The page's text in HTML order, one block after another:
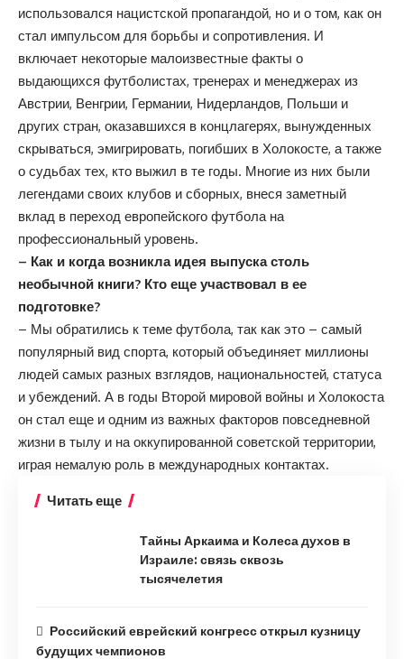
использовался нацистской пропагандой, но и о том, как он
стал импульсом для борьбы и сопротивления. И
включает некоторые малоизвестные факты о
выдающихся футболистах, тренерах и менеджерах из
Австрии, Венгрии, Германии, Нидерландов, Польши и
других стран, оказавшихся в концлагерях, вынужденных
скрываться, эмигрировать, погибших в Холокосте, а также
о судьбах тех, кто выжил в те годы. Многие из них были
легендами своих клубов и сборных, внеся заметный
вклад в переход европейского футбола на
профессиональный уровень.
– Как и когда возникла идея выпуска столь
необычной книги? Кто еще участвовал в ее
подготовке?
– Мы обратились к теме футбола, так как это – самый
популярный вид спорта, который объединяет миллионы
людей самых разных взглядов, национальностей, статуса
и убеждений. А в годы Второй мировой войны и Холокоста
он стал еще и одним из важных факторов повседневной
жизни в тылу и на оккупированной советской территории,
играя немалую роль в международных контактах.
Читать еще
Тайны Аркаима и Колеса духов в
Израиле: связь сквозь
тысячелетия
Российский еврейский конгресс открыл кузницу
будущих чемпионов